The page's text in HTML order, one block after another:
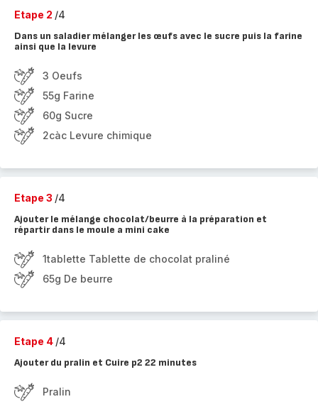
Etape 2 /4
Dans un saladier mélanger les œufs avec le sucre puis la farine
ainsi que la levure
3 Oeufs
55g Farine
60g Sucre
2càc Levure chimique
Etape 3 /4
Ajouter le mélange chocolat/beurre à la préparation et
répartir dans le moule a mini cake
1tablette Tablette de chocolat praliné
65g De beurre
Etape 4 /4
Ajouter du pralin et Cuire p2 22 minutes
Pralin